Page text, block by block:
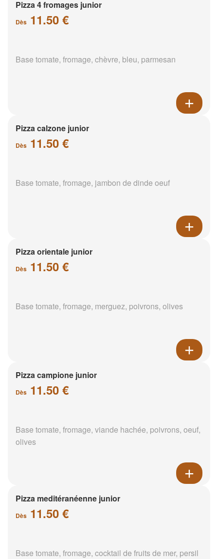
Pizza 4 fromages junior
Dès 11.50 €
Base tomate, fromage, chèvre, bleu, parmesan
Pizza calzone junior
Dès 11.50 €
Base tomate, fromage, jambon de dinde oeuf
Pizza orientale junior
Dès 11.50 €
Base tomate, fromage, merguez, poivrons, olives
Pizza campione junior
Dès 11.50 €
Base tomate, fromage, viande hachée, poivrons, oeuf,
olives
Pizza meditéranéenne junior
Dès 11.50 €
Base tomate, fromage, cocktail de fruits de mer, persil